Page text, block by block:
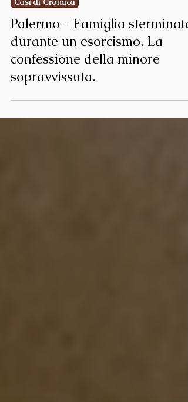
Andrea Pellegrino
19 feb 2024
Casi di Cronaca
Palermo - Famiglia sterminata
durante un esorcismo. La
confessione della minore